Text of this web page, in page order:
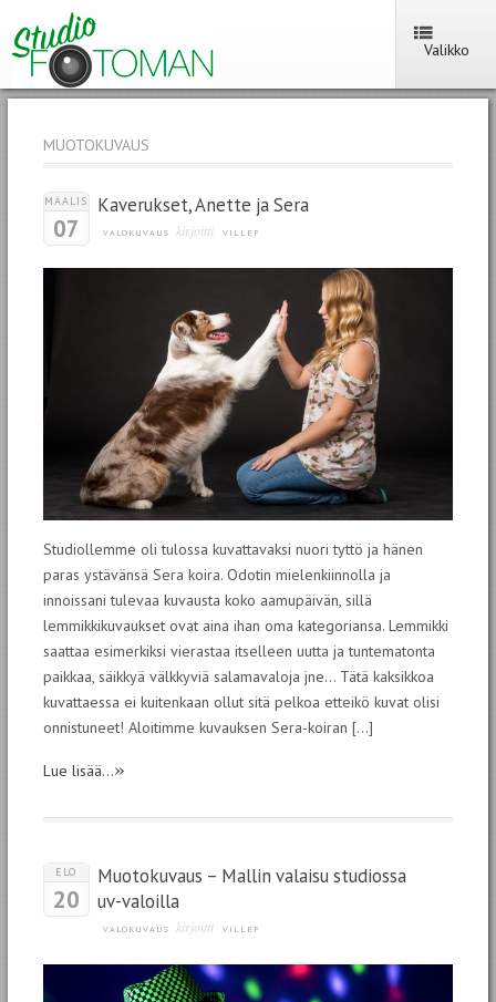
Valikko
MUOTOKUVAUS
MAALIS
07
Kaverukset, Anette ja Sera
VALOKUVAUS kirjoitti VILLEF
Studiollemme oli tulossa kuvattavaksi nuori tyttö ja hänen
paras ystävänsä Sera koira. Odotin mielenkiinnolla ja
innoissani tulevaa kuvausta koko aamupäivän, sillä
lemmikkikuvaukset ovat aina ihan oma kategoriansa. Lemmikki
saattaa esimerkiksi vierastaa itselleen uutta ja tuntematonta
paikkaa, säikkyä välkkyviä salamavaloja jne… Tätä kaksikkoa
kuvattaessa ei kuitenkaan ollut sitä pelkoa etteikö kuvat olisi
onnistuneet! Aloitimme kuvauksen Sera-koiran […]
Lue lisää...»
ELO
20
Muotokuvaus – Mallin valaisu studiossa
uv-valoilla
VALOKUVAUS kirjoitti VILLEF